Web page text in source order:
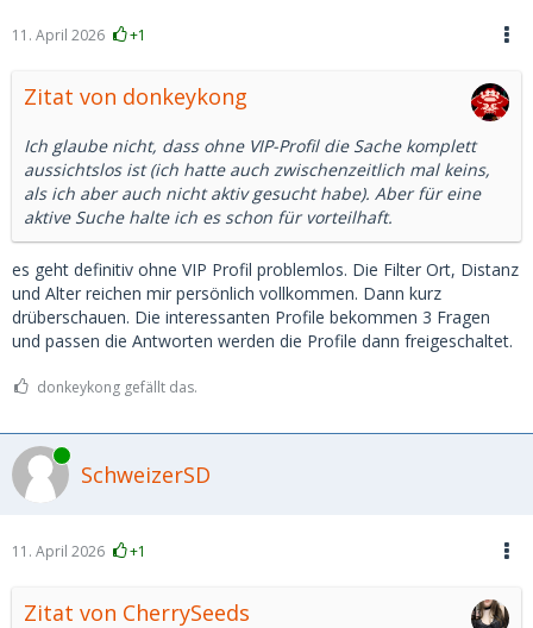
11. April 2026 +1
Zitat von donkeykong
Ich glaube nicht, dass ohne VIP-Profil die Sache komplett
aussichtslos ist (ich hatte auch zwischenzeitlich mal keins,
als ich aber auch nicht aktiv gesucht habe). Aber für eine
aktive Suche halte ich es schon für vorteilhaft.
es geht definitiv ohne VIP Profil problemlos. Die Filter Ort, Distanz
und Alter reichen mir persönlich vollkommen. Dann kurz
drüberschauen. Die interessanten Profile bekommen 3 Fragen
und passen die Antworten werden die Profile dann freigeschaltet.
donkeykong gefällt das.
Online
SchweizerSD
11. April 2026 +1
Zitat von CherrySeeds